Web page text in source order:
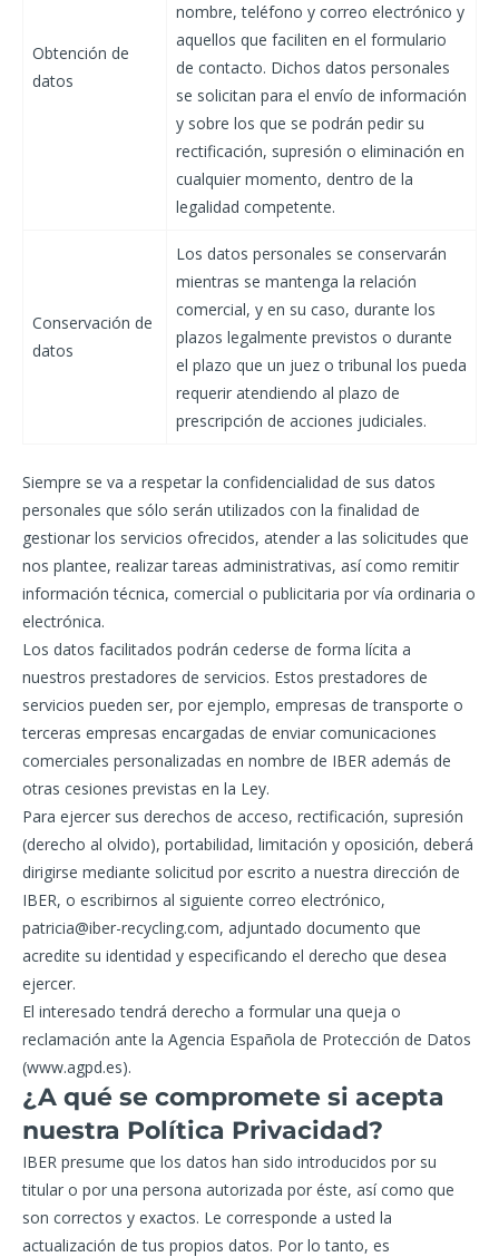
Obtención de
datos
nombre, teléfono y correo electrónico y
aquellos que faciliten en el formulario
de contacto. Dichos datos personales
se solicitan para el envío de información
y sobre los que se podrán pedir su
rectificación, supresión o eliminación en
cualquier momento, dentro de la
legalidad competente.
Conservación de
datos
Los datos personales se conservarán
mientras se mantenga la relación
comercial, y en su caso, durante los
plazos legalmente previstos o durante
el plazo que un juez o tribunal los pueda
requerir atendiendo al plazo de
prescripción de acciones judiciales.
Siempre se va a respetar la confidencialidad de sus datos
personales que sólo serán utilizados con la finalidad de
gestionar los servicios ofrecidos, atender a las solicitudes que
nos plantee, realizar tareas administrativas, así como remitir
información técnica, comercial o publicitaria por vía ordinaria o
electrónica.
Los datos facilitados podrán cederse de forma lícita a
nuestros prestadores de servicios. Estos prestadores de
servicios pueden ser, por ejemplo, empresas de transporte o
terceras empresas encargadas de enviar comunicaciones
comerciales personalizadas en nombre de IBER además de
otras cesiones previstas en la Ley.
Para ejercer sus derechos de acceso, rectificación, supresión
(derecho al olvido), portabilidad, limitación y oposición, deberá
dirigirse mediante solicitud por escrito a nuestra dirección de
IBER, o escribirnos al siguiente correo electrónico,
patricia@iber-recycling.com, adjuntado documento que
acredite su identidad y especificando el derecho que desea
ejercer.
El interesado tendrá derecho a formular una queja o
reclamación ante la Agencia Española de Protección de Datos
(www.agpd.es).
¿A qué se compromete si acepta
nuestra Política Privacidad?
IBER presume que los datos han sido introducidos por su
titular o por una persona autorizada por éste, así como que
son correctos y exactos. Le corresponde a usted la
actualización de tus propios datos. Por lo tanto, es